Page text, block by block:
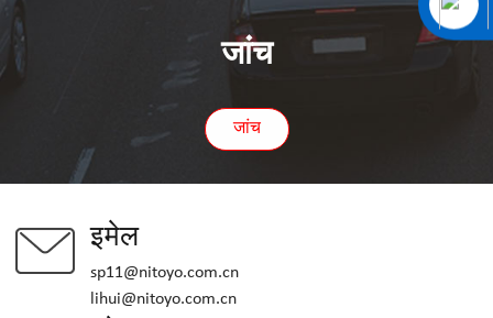
जांच
जांच
इमेल
sp11@nitoyo.com.cn
lihui@nitoyo.com.cn